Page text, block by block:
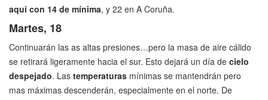
aquí con 14 de mínima, y 22 en A Coruña.
Martes, 18
Continuarán las as altas presiones…pero la masa de aire cálido
se retirará ligeramente hacia el sur. Esto dejará un día de cielo
despejado. Las temperaturas mínimas se mantendrán pero
mas máximas descenderán, especialmente en el norte. De